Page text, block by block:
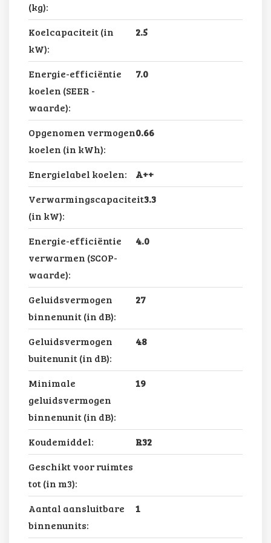
(kg):
Koelcapaciteit (in
kW):
2.5
Energie-efficiëntie
koelen (SEER -
waarde):
7.0
Opgenomen vermogen
koelen (in kWh):
0.66
Energielabel koelen:
A++
Verwarmingscapaciteit
(in kW):
3.3
Energie-efficiëntie
verwarmen (SCOP-
waarde):
4.0
Geluidsvermogen
binnenunit (in dB):
27
Geluidsvermogen
buitenunit (in dB):
48
Minimale
geluidsvermogen
binnenunit (in dB):
19
Koudemiddel:
R32
Geschikt voor ruimtes
tot (in m3):
Aantal aansluitbare
binnenunits:
1